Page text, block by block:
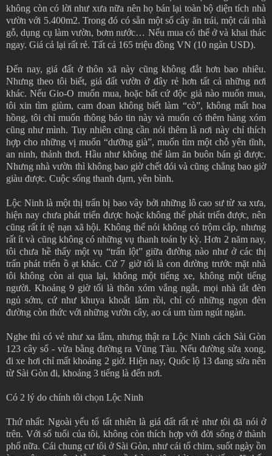
không còn có lời như xưa nữa nên họ bán lại toàn bộ diện tích nhà
vườn với 5.400m2. Trong đó có sẵn một số cây ăn trái, một cái nhà
gỗ, dụng cụ làm vườn, bơm nước… Nếu mua có thể ở và khai thác
ngay. Giá cả lại rất rẻ. Tất cả 165 triệu đồng VN (10 ngàn USD).
Đến nay, giá đất ở thôn xã này cũng không đắt hơn bao nhiêu.
Nhưng theo tôi biết, giá đất vườn ở đây rẻ hơn tất cả những nơi
khác. Nếu Gio-O muốn mua, hoặc bất cứ độc giả nào muốn mua,
tôi xin tìm giùm, cam đoan không biết làm “cò”, không mất hoa
hồng, tôi chỉ muốn thông báo tin này và muốn có thêm hàng xóm
cũng như mình. Tuy nhiên cũng cần nói thêm là nơi này chỉ thích
hợp cho những vị muốn “dưỡng già”, muốn tìm một chỗ yên tĩnh,
an ninh, thảnh thơi. Hầu như không thể làm ăn buôn bán gì được.
Nhưng nhà vườn thì không bao giờ chết đói và cũng chẳng bao giờ
giàu được. Cuộc sống thanh đạm, yên bình.
Lộc Ninh là một thị trấn bị bao vây bởi những lô cao sư từ xa xưa,
hiện nay chưa phát triển được hoặc không thể phát triển được, nên
cũng rất ít tệ nạn xã hội. Không thể nói không có trộm cắp, nhưng
rất ít và cũng không có những vụ thanh toán ly kỳ. Hơn 2 năm nay,
tôi chưa hề thấy một vụ “trấn lột” giữa đường nào như ở các thị
trấn phát triển ồ ạt khác. Cứ 7 giờ tối là con đường trước mặt nhà
tôi không còn ai qua lại, không một tiếng xe, không một tiếng
người. Khoảng 9 giờ tối là thôn xóm vắng ngắt, mọi nhà tắt đèn
ngủ sớm, cứ như khuya khoắt lắm rồi, chỉ có những ngọn đèn
đường còn thức với những vườn cây, ao cá um tùm ngút ngàn.
Nghe thì có vẻ như xa lắm, nhưng thật ra Lộc Ninh cách Sài Gòn
123 cây số - vừa bằng đường ra Vũng Tàu. Nếu đường sửa xong,
đi xe hơi chỉ mất khoảng 2 giờ. Hiện nay, Quốc lộ 13 đang sửa nên
từ Sài Gòn đi, khoảng 3 tiếng là đến nơi.
Có 2 lý do chính tôi chọn Lộc Ninh
Thứ nhất: Ngoài yếu tố tất nhiên là giá đất rất rẻ như tôi đã nói ở
trên. Với số tuổi của tôi, không còn thích hợp với đời sống ở thành
phố nữa. Cái chung cư tôi ở Sài Gòn, như cái tổ chim, suốt ngày ồn